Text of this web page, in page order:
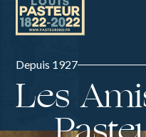
Depuis 1927
Les